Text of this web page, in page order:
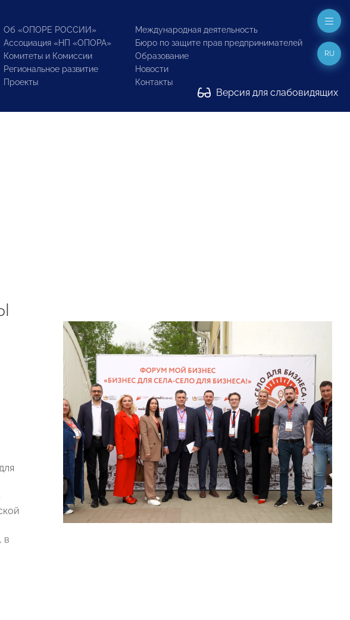
Об «ОПОРЕ РОССИИ»
Ассоциация «НП «ОПОРА»
Комитеты и Комиссии
Региональное развитие
Проекты
Международная деятельность
Бюро по защите прав предпринимателей
Образование
Новости
Контакты
Версия для слабовидящих
RU
в